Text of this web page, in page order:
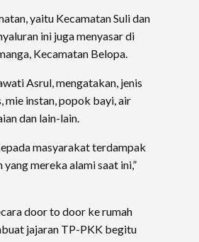
yaitu Kecamatan Suli dan
ini juga menyasar di
Kecamatan Belopa.
Asrul, mengatakan, jenis
mie instan, popok bayi, air
dan lain-lain.
masyarakat terdampak
mereka alami saat ini,”
door to door ke rumah
jajaran TP-PKK begitu